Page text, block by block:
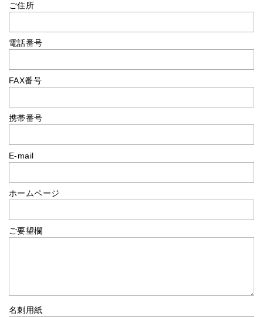
ご住所
電話番号
FAX番号
携帯番号
E-mail
ホームページ
ご要望欄
名刺用紙